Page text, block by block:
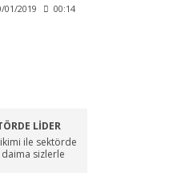
01/2019 00:14
LİDER
ile sektörde
sizlerle